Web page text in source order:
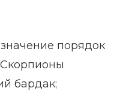
порядок
бардак;